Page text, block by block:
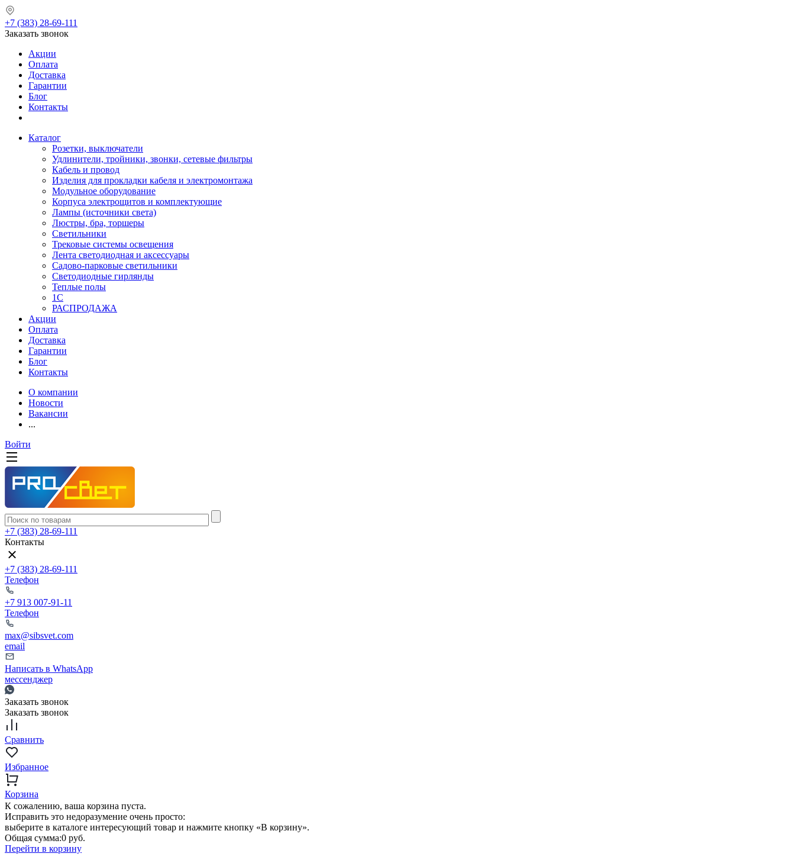
+7 (383) 28-69-111
Заказать звонок
Акции
Оплата
Доставка
Гарантии
Блог
Контакты
Каталог
Розетки, выключатели
Удлинители, тройники, звонки, сетевые фильтры
Кабель и провод
Изделия для прокладки кабеля и электромонтажа
Модульное оборудование
Корпуса электрощитов и комплектующие
Лампы (источники света)
Люстры, бра, торшеры
Светильники
Трековые системы освещения
Лента светодиодная и аксессуары
Садово-парковые светильники
Светодиодные гирлянды
Теплые полы
1С
РАСПРОДАЖА
Акции
Оплата
Доставка
Гарантии
Блог
Контакты
О компании
Новости
Вакансии
...
Войти
+7 (383) 28-69-111
Контакты
+7 (383) 28-69-111
Телефон
+7 913 007-91-11
Телефон
max@sibsvet.com
email
Написать в WhatsApp
мессенджер
Заказать звонок
Заказать звонок
Сравнить
Избранное
Корзина
К сожалению, ваша корзина пуста.
Исправить это недоразумение очень просто:
выберите в каталоге интересующий товар и нажмите кнопку «В корзину».
Общая сумма:0 руб.
Перейти в корзину